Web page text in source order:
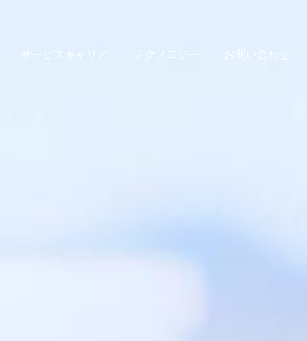
サービスキャリア テクノロジー お問い合わせ